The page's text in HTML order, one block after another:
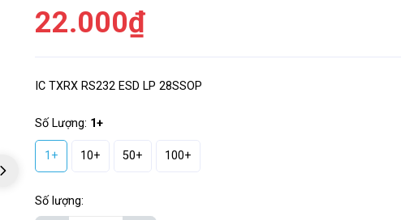
22.000₫
IC TXRX RS232 ESD LP 28SSOP
Số Lượng: 1+
1+ 10+ 50+ 100+
Số lượng: